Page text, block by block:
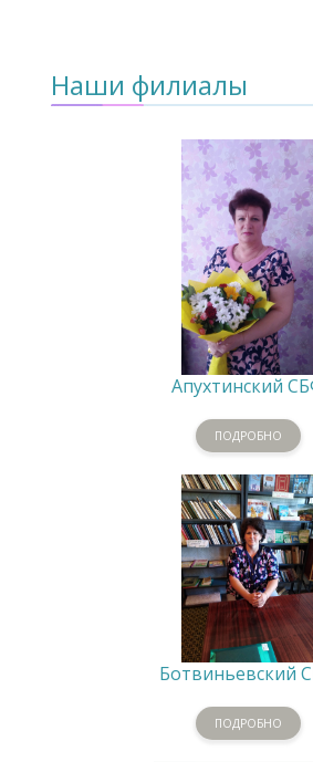
Наши филиалы
Апухтинский
ПОДРОБНО
Ботвиньевский
ПОДРОБНО